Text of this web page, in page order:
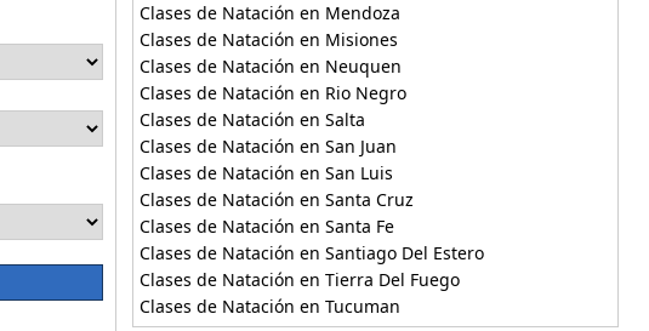
Clases de Natación en Mendoza
Clases de Natación en Misiones
Clases de Natación en Neuquen
Clases de Natación en Rio Negro
Clases de Natación en Salta
Clases de Natación en San Juan
Clases de Natación en San Luis
Clases de Natación en Santa Cruz
Clases de Natación en Santa Fe
Clases de Natación en Santiago Del Estero
Clases de Natación en Tierra Del Fuego
Clases de Natación en Tucuman